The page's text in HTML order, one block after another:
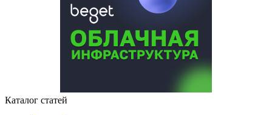
Каталог статей